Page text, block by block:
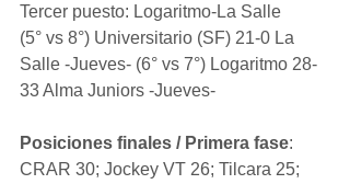
Tercer puesto: Logaritmo-La Salle
(5° vs 8°) Universitario (SF) 21-0 La
Salle -Jueves- (6° vs 7°) Logaritmo 28-
33 Alma Juniors -Jueves-
Posiciones finales / Primera fase:
CRAR 30; Jockey VT 26; Tilcara 25;